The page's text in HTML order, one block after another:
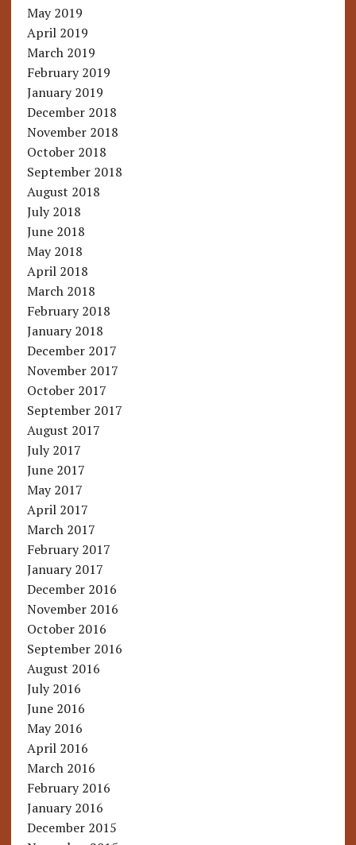
May 2019
April 2019
March 2019
February 2019
January 2019
December 2018
November 2018
October 2018
September 2018
August 2018
July 2018
June 2018
May 2018
April 2018
March 2018
February 2018
January 2018
December 2017
November 2017
October 2017
September 2017
August 2017
July 2017
June 2017
May 2017
April 2017
March 2017
February 2017
January 2017
December 2016
November 2016
October 2016
September 2016
August 2016
July 2016
June 2016
May 2016
April 2016
March 2016
February 2016
January 2016
December 2015